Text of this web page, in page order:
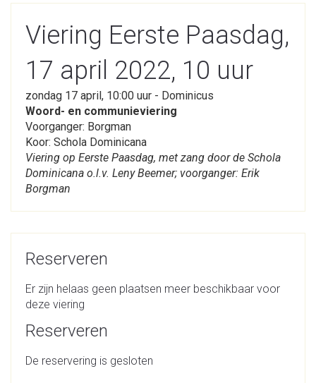
Viering Eerste Paasdag,
17 april 2022, 10 uur
zondag 17 april, 10:00 uur - Dominicus
Woord- en communieviering
Voorganger: Borgman
Koor: Schola Dominicana
Viering op Eerste Paasdag, met zang door de Schola
Dominicana o.l.v. Leny Beemer; voorganger: Erik
Borgman
Reserveren
Er zijn helaas geen plaatsen meer beschikbaar voor
deze viering
Reserveren
De reservering is gesloten